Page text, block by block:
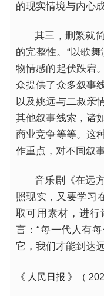
的现实情境与内心
其三，删繁就
的完整性。“以歌
物情感的起伏跌宕
众提供了众多叙事
以及姚远与二叔亲
其他叙事线索，诸
商业竞争等等。这
作重点，对不同叙
音乐剧《在远
照现实，又要学习
取可用素材，进行
言：“每一代人有
它，我们才能到达
《 人民日报 》（